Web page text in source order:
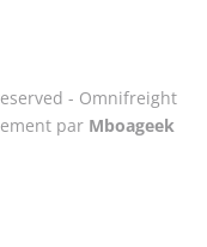
- Omnifreight
par Mboageek